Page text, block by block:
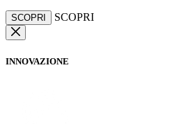
SCOPRI SCOPRI
INNOVAZIONE